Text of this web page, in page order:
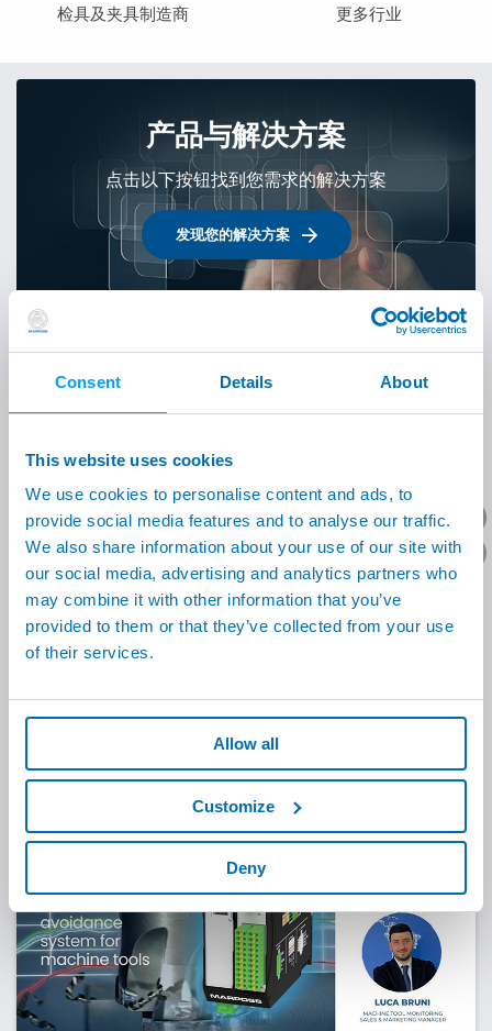
Consent Details About
This website uses cookies
We use cookies to personalise content and ads, to
provide social media features and to analyse our traffic.
We also share information about your use of our site with
our social media, advertising and analytics partners who
may combine it with other information that you’ve
provided to them or that they’ve collected from your use
of their services.
Allow all
Customize
Deny
检具及夹具制造商 更多行业
产品与解决方案
点击以下按钮找到您需求的解决方案
发现您的解决方案
3300雇员 在34国家 / 地区
80+展会
焦点
您想要了解什么呢？
产品资料/技术报价？